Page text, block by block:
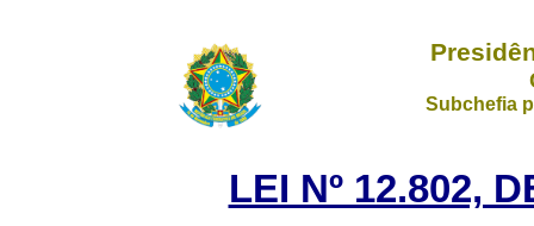
Subchefia
LEI Nº 12.802,